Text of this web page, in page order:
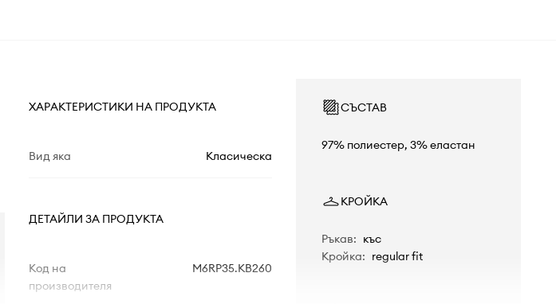
ХАРАКТЕРИСТИКИ НА ПРОДУКТА
Вид яка Класическа
ДЕТАЙЛИ ЗА ПРОДУКТА
Код на
производителя
M6RP35.KB260
СЪСТАВ
97% полиестер, 3% еластан
КРОЙКА
Ръкав: къс
Кройка: regular fit